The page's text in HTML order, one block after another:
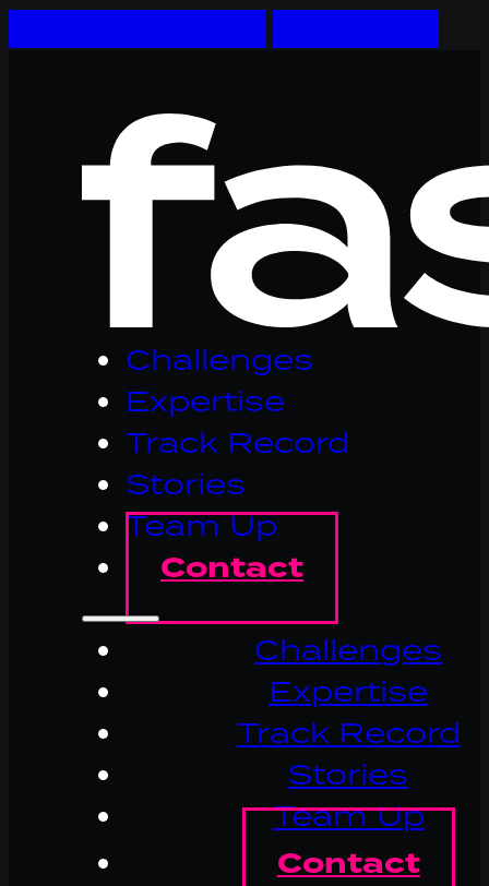
Logo
Fastware,
homepage
Challenges
Expertise
Track Record
Stories
Team Up
Contact
Challenges
Expertise
Track Record
Stories
Team Up
Contact